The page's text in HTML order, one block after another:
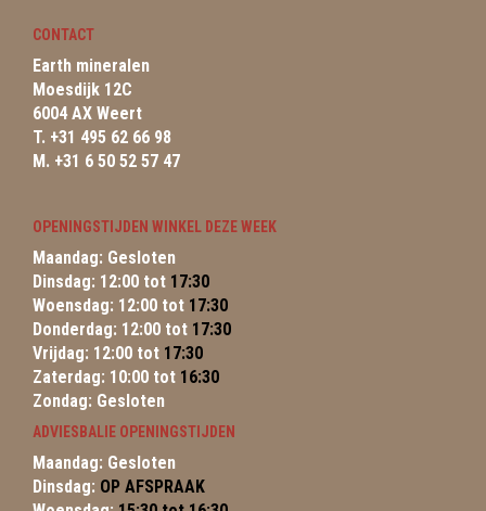
CONTACT
Earth mineralen
Moesdijk 12C
6004 AX Weert
T. +31 495 62 66 98
M. +31 6 50 52 57 47
OPENINGSTIJDEN WINKEL DEZE WEEK
Maandag: Gesloten
Dinsdag: 12:00 tot 17:30
Woensdag: 12:00 tot 17:30
Donderdag: 12:00 tot 17:30
Vrijdag: 12:00 tot 17:30
Zaterdag: 10:00 tot 16:30
Zondag: Gesloten
ADVIESBALIE OPENINGSTIJDEN
Maandag: Gesloten
Dinsdag: OP AFSPRAAK